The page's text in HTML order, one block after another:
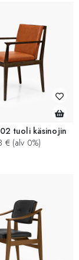
tuoli käsinojin
€ (alv 0%)